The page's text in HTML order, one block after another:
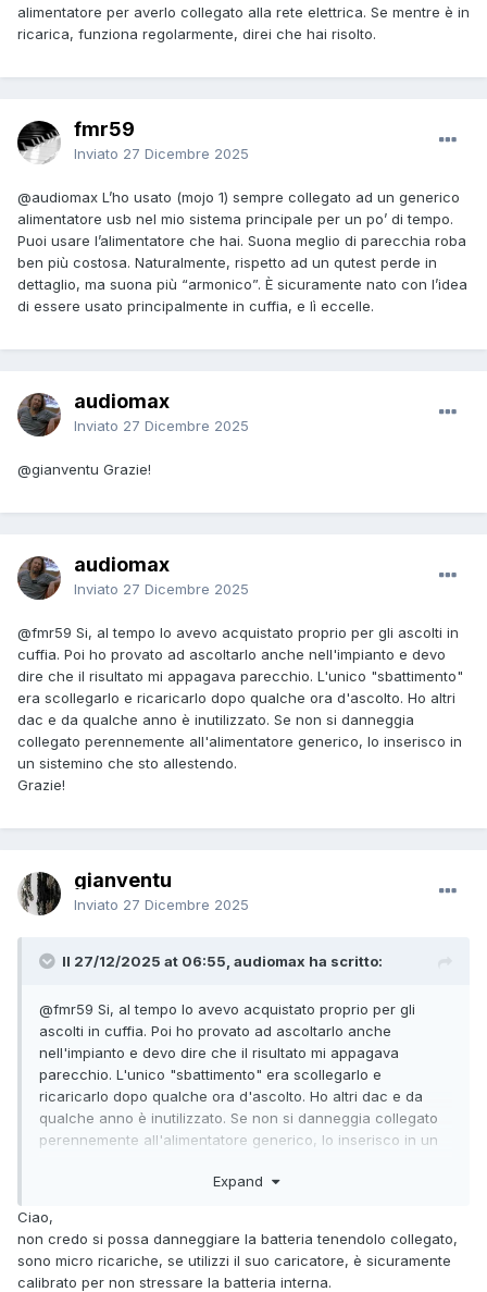
alimentatore per averlo collegato alla rete elettrica. Se mentre è in
ricarica, funziona regolarmente, direi che hai risolto.
fmr59
Inviato 27 Dicembre 2025
@audiomax L’ho usato (mojo 1) sempre collegato ad un generico
alimentatore usb nel mio sistema principale per un po’ di tempo.
Puoi usare l’alimentatore che hai. Suona meglio di parecchia roba
ben più costosa. Naturalmente, rispetto ad un qutest perde in
dettaglio, ma suona più “armonico”. È sicuramente nato con l’idea
di essere usato principalmente in cuffia, e lì eccelle.
audiomax
Inviato 27 Dicembre 2025
@gianventu Grazie!
audiomax
Inviato 27 Dicembre 2025
@fmr59 Si, al tempo lo avevo acquistato proprio per gli ascolti in
cuffia. Poi ho provato ad ascoltarlo anche nell'impianto e devo
dire che il risultato mi appagava parecchio. L'unico "sbattimento"
era scollegarlo e ricaricarlo dopo qualche ora d'ascolto. Ho altri
dac e da qualche anno è inutilizzato. Se non si danneggia
collegato perennemente all'alimentatore generico, lo inserisco in
un sistemino che sto allestendo.
Grazie!
gianventu
Inviato 27 Dicembre 2025
Il 27/12/2025 at 06:55, audiomax ha scritto:
@fmr59 Si, al tempo lo avevo acquistato proprio per gli
ascolti in cuffia. Poi ho provato ad ascoltarlo anche
nell'impianto e devo dire che il risultato mi appagava
parecchio. L'unico "sbattimento" era scollegarlo e
ricaricarlo dopo qualche ora d'ascolto. Ho altri dac e da
qualche anno è inutilizzato. Se non si danneggia collegato
perennemente all'alimentatore generico, lo inserisco in un
Expand
Ciao,
non credo si possa danneggiare la batteria tenendolo collegato,
sono micro ricariche, se utilizzi il suo caricatore, è sicuramente
calibrato per non stressare la batteria interna.